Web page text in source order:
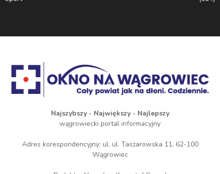
Najszybszy - Największy - Najlepszy
wągrowiecki portal informacyjny
Adres korespondencyjny: ul. ul. Taszarowska 11, 62-100
Wągrowiec